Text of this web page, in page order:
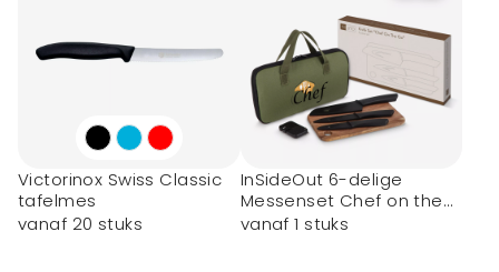
Victorinox Swiss Classic
tafelmes
vanaf 20 stuks
InSideOut 6-delige
Messenset Chef on the
Go
vanaf 1 stuks